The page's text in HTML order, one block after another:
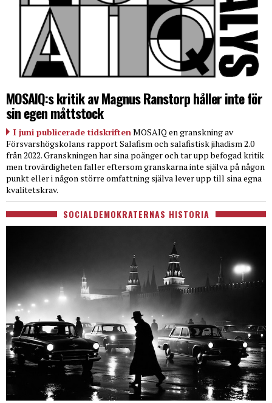
MOSAIQ:s kritik av Magnus Ranstorp håller inte för
sin egen måttstock
I juni publicerade tidskriftenMOSAIQ en granskning av
Försvarshögskolans rapport Salafism och salafistisk jihadism 2.0
från 2022. Granskningen har sina poänger och tar upp befogad kritik
men trovärdigheten faller eftersom granskarna inte själva på någon
punkt eller i någon större omfattning själva lever upp till sina egna
kvalitetskrav.
SOCIALDEMOKRATERNAS HISTORIA